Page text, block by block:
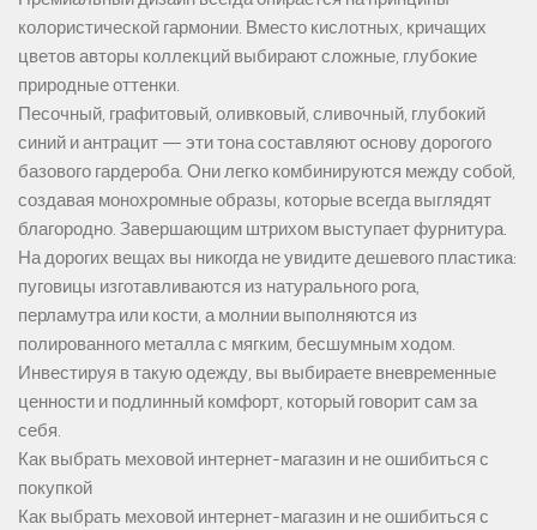
колористической гармонии. Вместо кислотных, кричащих
цветов авторы коллекций выбирают сложные, глубокие
природные оттенки.
Песочный, графитовый, оливковый, сливочный, глубокий
синий и антрацит — эти тона составляют основу дорогого
базового гардероба. Они легко комбинируются между собой,
создавая монохромные образы, которые всегда выглядят
благородно. Завершающим штрихом выступает фурнитура.
На дорогих вещах вы никогда не увидите дешевого пластика:
пуговицы изготавливаются из натурального рога,
перламутра или кости, а молнии выполняются из
полированного металла с мягким, бесшумным ходом.
Инвестируя в такую одежду, вы выбираете вневременные
ценности и подлинный комфорт, который говорит сам за
себя.
Как выбрать меховой интернет-магазин и не ошибиться с
покупкой
Как выбрать меховой интернет-магазин и не ошибиться с